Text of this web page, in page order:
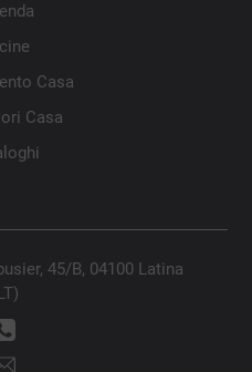
Casa
Casa
45/B, 04100 Latina